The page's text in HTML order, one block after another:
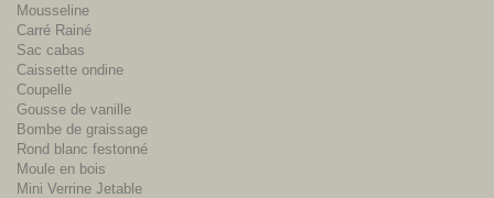
Mousseline
Carré Rainé
Sac cabas
Caissette ondine
Coupelle
Gousse de vanille
Bombe de graissage
Rond blanc festonné
Moule en bois
Mini Verrine Jetable